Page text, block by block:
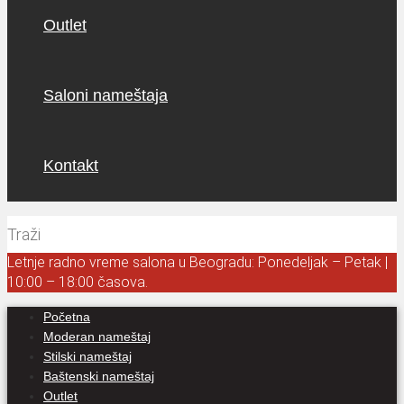
Outlet
Saloni nameštaja
Kontakt
Letnje radno vreme salona u Beogradu: Ponedeljak – Petak |
10:00 – 18:00 časova.
Početna
Moderan nameštaj
Stilski nameštaj
Baštenski nameštaj
Outlet